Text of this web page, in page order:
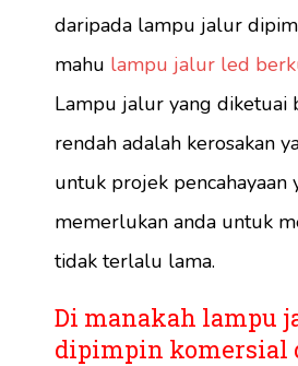
daripada lampu jalur
mahu lampu jalur led
Lampu jalur yang diketuai
rendah adalah kerosakan
untuk projek pencahayaan
memerlukan anda untuk
tidak terlalu lama.
Di manakah lampu
dipimpin komersial